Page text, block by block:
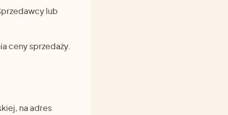
lub
ceny sprzedaży.
na adres